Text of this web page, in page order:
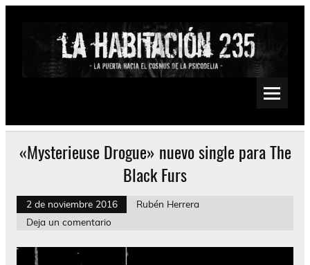
Saltar
Psychedelic, Stoner, Doom, Sludge, Fuzz, Space, Drone
«Mysterieuse Drogue» nuevo single para The
Black Furs
2 de noviembre 2016
Rubén Herrera
Deja un comentario